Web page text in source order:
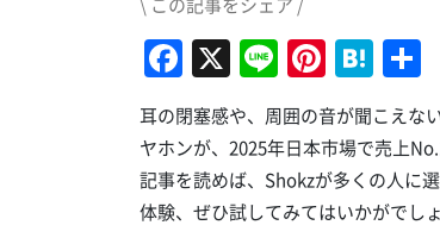
Facebook
X Line
耳の閉塞感や、周囲の音が聞こえな
ヤホンが、2025年日本市場で売上
記事を読めば、Shokzが多くの人に
体験、ぜひ試してみてはいかがでしょ